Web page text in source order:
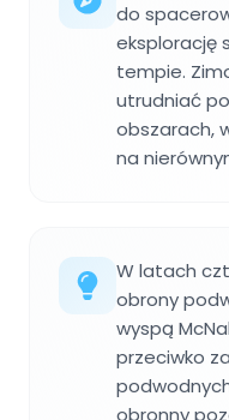
do
eksplorację
tempie.
utrudniać
obszarach,
na
W latach
obrony
wyspą
przeciwko
obronny